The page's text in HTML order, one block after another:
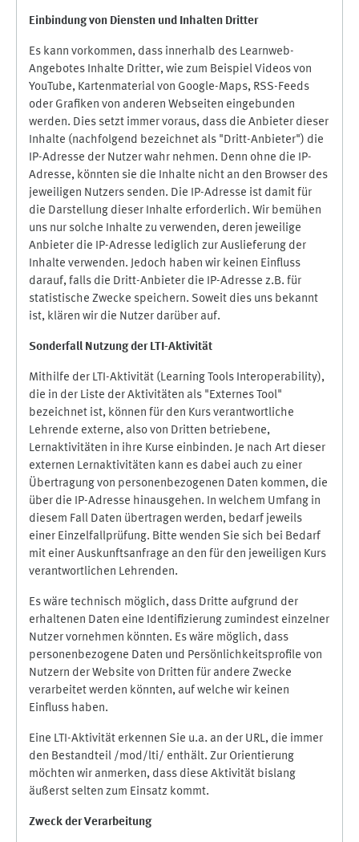
Einbindung von Diensten und Inhalten Dritter
Es kann vorkommen, dass innerhalb des Learnweb-
Angebotes Inhalte Dritter, wie zum Beispiel Videos von
YouTube, Kartenmaterial von Google-Maps, RSS-Feeds
oder Grafiken von anderen Webseiten eingebunden
werden. Dies setzt immer voraus, dass die Anbieter dieser
Inhalte (nachfolgend bezeichnet als "Dritt-Anbieter") die
IP-Adresse der Nutzer wahr nehmen. Denn ohne die IP-
Adresse, könnten sie die Inhalte nicht an den Browser des
jeweiligen Nutzers senden. Die IP-Adresse ist damit für
die Darstellung dieser Inhalte erforderlich. Wir bemühen
uns nur solche Inhalte zu verwenden, deren jeweilige
Anbieter die IP-Adresse lediglich zur Auslieferung der
Inhalte verwenden. Jedoch haben wir keinen Einfluss
darauf, falls die Dritt-Anbieter die IP-Adresse z.B. für
statistische Zwecke speichern. Soweit dies uns bekannt
ist, klären wir die Nutzer darüber auf.
Sonderfall Nutzung der LTI-Aktivität
Mithilfe der LTI-Aktivität (Learning Tools Interoperability),
die in der Liste der Aktivitäten als "Externes Tool"
bezeichnet ist, können für den Kurs verantwortliche
Lehrende externe, also von Dritten betriebene,
Lernaktivitäten in ihre Kurse einbinden. Je nach Art dieser
externen Lernaktivitäten kann es dabei auch zu einer
Übertragung von personenbezogenen Daten kommen, die
über die IP-Adresse hinausgehen. In welchem Umfang in
diesem Fall Daten übertragen werden, bedarf jeweils
einer Einzelfallprüfung. Bitte wenden Sie sich bei Bedarf
mit einer Auskunftsanfrage an den für den jeweiligen Kurs
verantwortlichen Lehrenden.
Es wäre technisch möglich, dass Dritte aufgrund der
erhaltenen Daten eine Identifizierung zumindest einzelner
Nutzer vornehmen könnten. Es wäre möglich, dass
personenbezogene Daten und Persönlichkeitsprofile von
Nutzern der Website von Dritten für andere Zwecke
verarbeitet werden könnten, auf welche wir keinen
Einfluss haben.
Eine LTI-Aktivität erkennen Sie u.a. an der URL, die immer
den Bestandteil /mod/lti/ enthält. Zur Orientierung
möchten wir anmerken, dass diese Aktivität bislang
äußerst selten zum Einsatz kommt.
Zweck der Verarbeitung